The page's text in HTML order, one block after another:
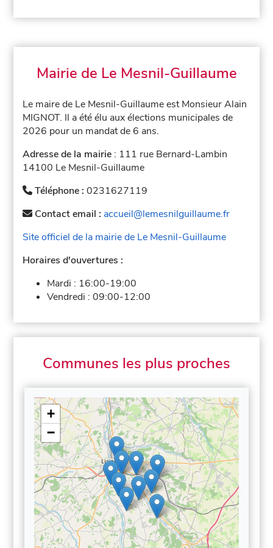
Mairie de Le Mesnil-Guillaume
Le maire de Le Mesnil-Guillaume est Monsieur Alain
MIGNOT. Il a été élu aux élections municipales de
2026 pour un mandat de 6 ans.
Adresse de la mairie : 111 rue Bernard-Lambin
14100 Le Mesnil-Guillaume
Téléphone :0231627119
Contact email : accueil@lemesnilguillaume.fr
Site officiel de la mairie de Le Mesnil-Guillaume
Horaires d'ouvertures :
Mardi : 16:00-19:00
Vendredi :09:00-12:00
Communes les plus proches
+
−